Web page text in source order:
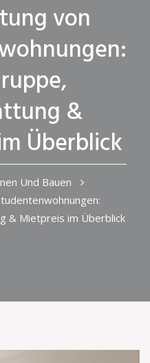
von
&
Überblick
Und Bauen
& Mietpreis im Überblick